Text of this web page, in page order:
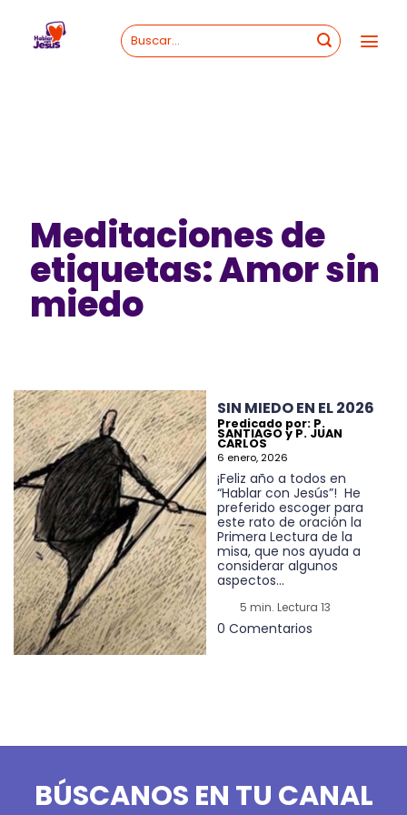
content
Meditaciones de
etiquetas: Amor sin
miedo
SIN MIEDO EN EL 2026
Predicado por: P.
SANTIAGO y P. JUAN
CARLOS
6 enero, 2026
¡Feliz año a todos en
“Hablar con Jesús”! He
preferido escoger para
este rato de oración la
Primera Lectura de la
misa, que nos ayuda a
considerar algunos
aspectos...
5 min. Lectura 13
0 Comentarios
BÚSCANOS EN TU CANAL